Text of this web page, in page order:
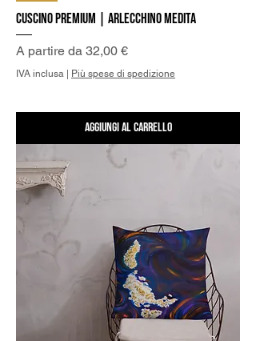
Cuscino Premium | Arlecchino medita
A partire da 32,00 €
Prezzo scontato
IVA inclusa Più spese di spedizione
Aggiungi al carrello